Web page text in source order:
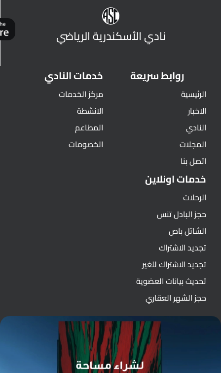
نادي الأسكندرية الرياضي
روابط سريعة
الرئيسية
الاخبار
النادي
المجلات
اتصل بنا
خدمات النادي
مركز الخدمات
الانشطة
المطاعم
الخصومات
خدمات اونلاين
الرحلات
حجز البادل تنس
الشاتل باص
تجديد الاشتراك
تجديد الاشتراك للغير
تحديث بيانات العضوية
حجز الشهر العقاري